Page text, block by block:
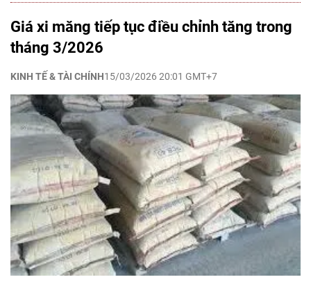
Giá xi măng tiếp tục điều chỉnh tăng trong
tháng 3/2026
KINH TẾ & TÀI CHÍNH15/03/2026 20:01 GMT+7